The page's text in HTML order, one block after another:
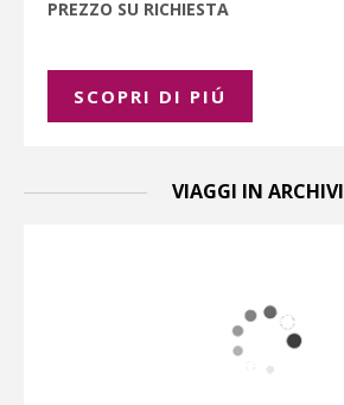
PREZZO SU RICHIESTA
SCOPRI DI PIÚ
VIAGGI IN